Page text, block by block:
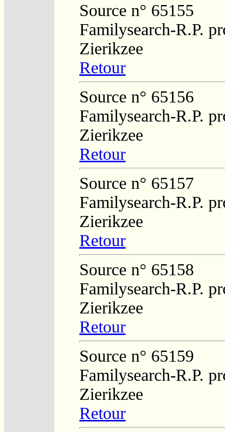
Source n° 65155
Familysearch-R.P.
Zierikzee
Retour
Source n° 65156
Familysearch-R.P.
Zierikzee
Retour
Source n° 65157
Familysearch-R.P.
Zierikzee
Retour
Source n° 65158
Familysearch-R.P.
Zierikzee
Retour
Source n° 65159
Familysearch-R.P.
Zierikzee
Retour